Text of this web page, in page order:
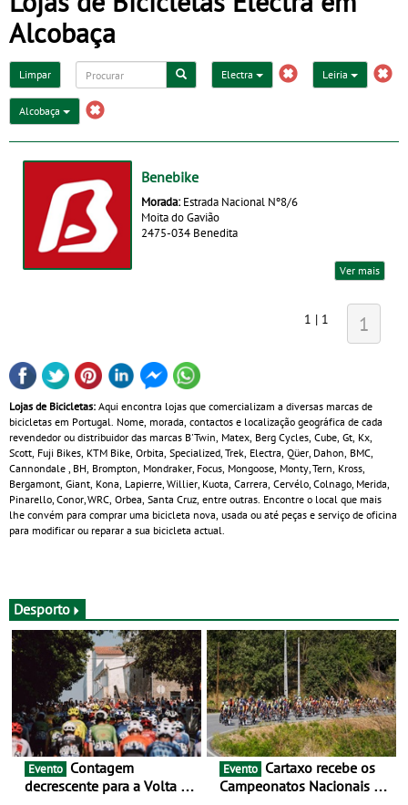
Alcobaça
Limpar Electra Leiria
Alcobaça
Benebike
Morada: Estrada Nacional Nº8/6
Moita do Gavião
2475-034 Benedita
Ver mais
1 | 1 1
Lojas de Bicicletas: Aqui encontra lojas que comercializam a diversas marcas de
bicicletas em Portugal. Nome, morada, contactos e localização geográfica de cada
revendedor ou distribuidor das marcas B'Twin, Matex, Berg Cycles, Cube, Gt, Kx,
Scott, Fuji Bikes, KTM Bike, Orbita, Specialized, Trek, Electra, Qüer, Dahon, BMC,
Cannondale , BH, Brompton, Mondraker, Focus, Mongoose, Monty, Tern, Kross,
Bergamont, Giant, Kona, Lapierre, Willier, Kuota, Carrera, Cervélo, Colnago, Merida,
Pinarello, Conor, WRC, Orbea, Santa Cruz, entre outras. Encontre o local que mais
lhe convém para comprar uma bicicleta nova, usada ou até peças e serviço de oficina
para modificar ou reparar a sua bicicleta actual.
Desporto
Evento
decrescente para a Volta a
Evento
Campeonatos Nacionais da